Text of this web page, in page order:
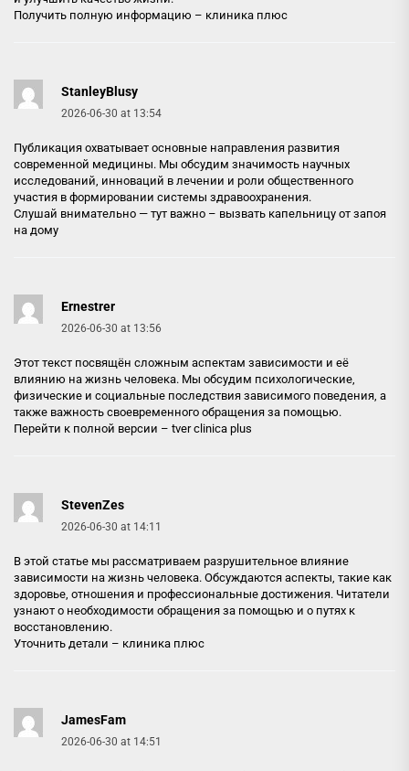
Получить полную информацию – клиника плюс
StanleyBlusy
2026-06-30 at 13:54
Публикация охватывает основные направления развития
современной медицины. Мы обсудим значимость научных
исследований, инноваций в лечении и роли общественного
участия в формировании системы здравоохранения.
Слушай внимательно — тут важно – вызвать капельницу от запоя
на дому
Ernestrer
2026-06-30 at 13:56
Этот текст посвящён сложным аспектам зависимости и её
влиянию на жизнь человека. Мы обсудим психологические,
физические и социальные последствия зависимого поведения, а
также важность своевременного обращения за помощью.
Перейти к полной версии – tver clinica plus
StevenZes
2026-06-30 at 14:11
В этой статье мы рассматриваем разрушительное влияние
зависимости на жизнь человека. Обсуждаются аспекты, такие как
здоровье, отношения и профессиональные достижения. Читатели
узнают о необходимости обращения за помощью и о путях к
восстановлению.
Уточнить детали – клиника плюс
JamesFam
2026-06-30 at 14:51